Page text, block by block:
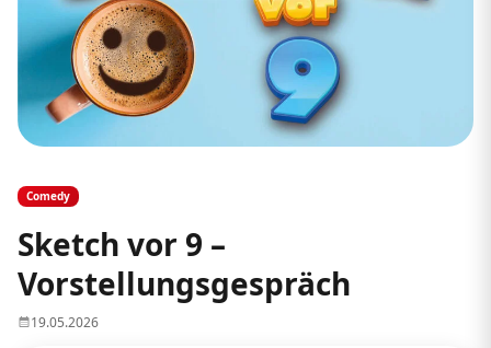
Comedy
Sketch vor 9 –
Vorstellungsgespräch
19.05.2026